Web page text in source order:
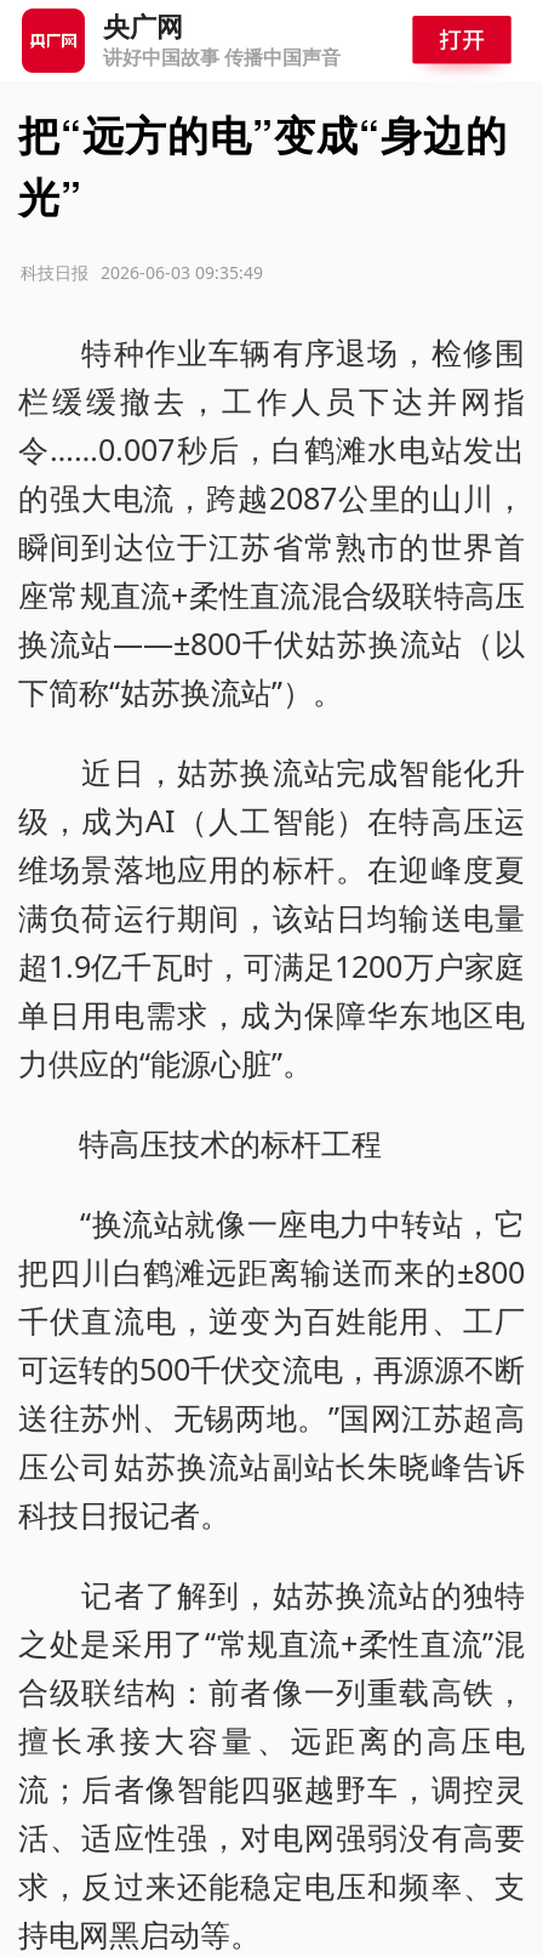
央广网
讲好中国故事 传播中国声音
把“远方的电”变成“身边的
光”
2026-06-03 09:35:49
科技日报
特种作业车辆有序退场，检修围
栏缓缓撤去，工作人员下达并网指
令……0.007秒后，白鹤滩水电站发出
的强大电流，跨越2087公里的山川，
瞬间到达位于江苏省常熟市的世界首
座常规直流+柔性直流混合级联特高压
换流站——±800千伏姑苏换流站（以
下简称“姑苏换流站”）。
近日，姑苏换流站完成智能化升
级，成为AI（人工智能）在特高压运
维场景落地应用的标杆。在迎峰度夏
满负荷运行期间，该站日均输送电量
超1.9亿千瓦时，可满足1200万户家庭
单日用电需求，成为保障华东地区电
力供应的“能源心脏”。
特高压技术的标杆工程
“换流站就像一座电力中转站，它
把四川白鹤滩远距离输送而来的±800
千伏直流电，逆变为百姓能用、工厂
可运转的500千伏交流电，再源源不断
送往苏州、无锡两地。”国网江苏超高
压公司姑苏换流站副站长朱晓峰告诉
科技日报记者。
记者了解到，姑苏换流站的独特
之处是采用了“常规直流+柔性直流”混
合级联结构：前者像一列重载高铁，
擅长承接大容量、远距离的高压电
流；后者像智能四驱越野车，调控灵
活、适应性强，对电网强弱没有高要
求，反过来还能稳定电压和频率、支
持电网黑启动等。